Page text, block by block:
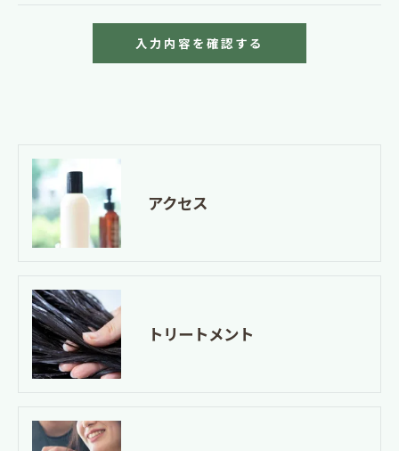
＜個人情報の開示･訂正・削除･利用停止の手続につ
す。
個人情報の開示･訂正･削除・利用停止の具体的手続
きにつきましては、お電話でお問合せ下さい。
アクセス
トリートメント